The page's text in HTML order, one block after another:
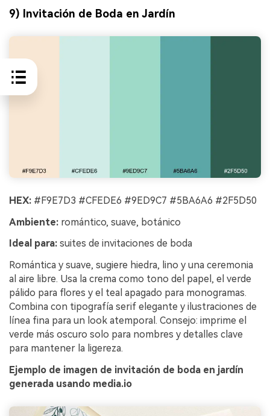
9) Invitación de Boda en Jardín
HEX: #F9E7D3 #CFEDE6 #9ED9C7 #5BA6A6 #2F5D50
Ambiente: romántico, suave, botánico
Ideal para: suites de invitaciones de boda
Romántica y suave, sugiere hiedra, lino y una ceremonia
al aire libre. Usa la crema como tono del papel, el verde
pálido para flores y el teal apagado para monogramas.
Combina con tipografía serif elegante y ilustraciones de
línea fina para un look atemporal. Consejo: imprime el
verde más oscuro solo para nombres y detalles clave
para mantener la ligereza.
Ejemplo de imagen de invitación de boda en jardín
generada usando media.io